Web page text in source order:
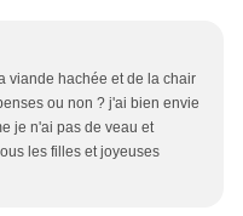
viande hachée et de la chair
ou non ? j'ai bien envie
je n'ai pas de veau et
les filles et joyeuses